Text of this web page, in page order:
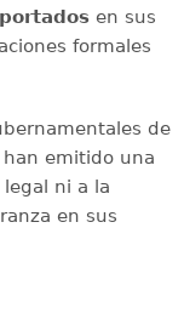
en sus
formales
de
emitido una
ni a la
en sus